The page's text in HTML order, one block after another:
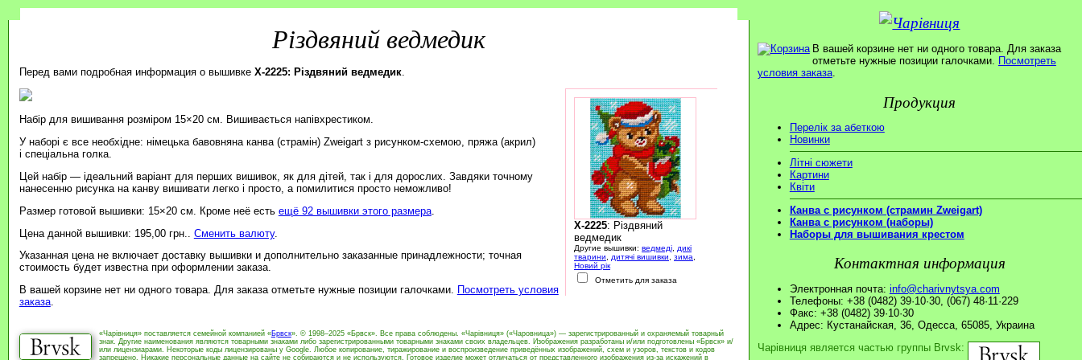
Різдвяний ведмедик
Перед вами подробная информация о вышивке X-2225: Різдвяний ведмедик.
X-2225: Різдвяний
ведмедик
Другие вышивки: ведмеді
дикі
тварини
дитячі вишивки зима
Новий рік
Отметить для заказа
Набір для вишивання розміром 15×20 см. Вишивається напівхрестиком.
У наборі є все необхідне: німецька бавовняна канва (страмін) Zweigart з рисунком-схемою, пряжа (акрил)
і спеціальна голка.
Цей набір — ідеальний варіант для перших вишивок, як для дітей, так і для дорослих. Завдяки точному
нанесенню рисунка на канву вишивати легко і просто, а помилитися просто неможливо!
Размер готовой вышивки: 15×20 см. Кроме неё есть ещё 92 вышивки этого размера.
Цена данной вышивки: 195,00 грн.. Сменить валюту.
Указанная цена не включает доставку вышивки и дополнительно заказанные принадлежности; точная
стоимость будет известна при оформлении заказа.
В вашей корзине нет ни одного товара. Для заказа отметьте нужные позиции галочками. Посмотреть условия
заказа.
«Чарівниця» поставляется семейной компанией «Брвск». © 1998–2025 «Брвск». Все права соблюдены. «Чарівниця» («Чаровница») — зарегистрированный и охраняемый товарный
знак. Другие наименования являются товарными знаками либо зарегистрированными товарными знаками своих владельцев. Изображения разработаны и/или подготовлены «Брвск» и/
или лицензиарами. Некоторые коды лицензированы у Google. Любое копирование, тиражирование и воспроизведение приведённых изображений, схем и узоров, текстов и кодов
запрещено. Никакие персональные данные на сайте не собираются и не используются. Готовое изделие может отличаться от представленного изображения из-за искажений в
В вашей корзине нет ни одного товара. Для заказа
отметьте нужные позиции галочками. Посмотреть
условия заказа.
Продукция
Перелік за абеткою
Новинки
Літні сюжети
Картини
Квіти
Канва с рисунком (страмин Zweigart)
Канва с рисунком (наборы)
Наборы для вышивания крестом
Контактная информация
Электронная почта: info@charivnytsya.com
Телефоны: +38 (0482) 39·10·30, (067) 48·11·229
Факс: +38 (0482) 39·10·30
Адрес: Кустанайская, 36, Одесса, 65085, Украина
Чарівниця является частью группы Brvsk: